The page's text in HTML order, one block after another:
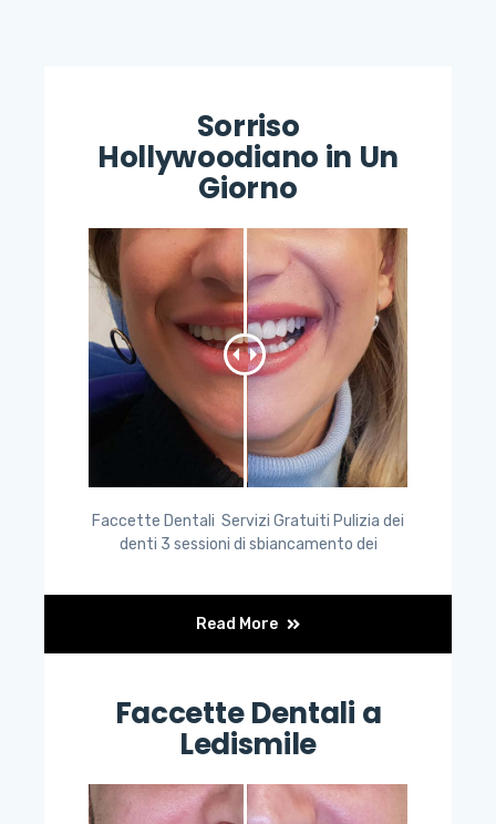
Sorriso
Hollywoodiano in Un
Giorno
Faccette Dentali Servizi Gratuiti Pulizia dei
denti 3 sessioni di sbiancamento dei
Read More
Faccette Dentali a
Ledismile